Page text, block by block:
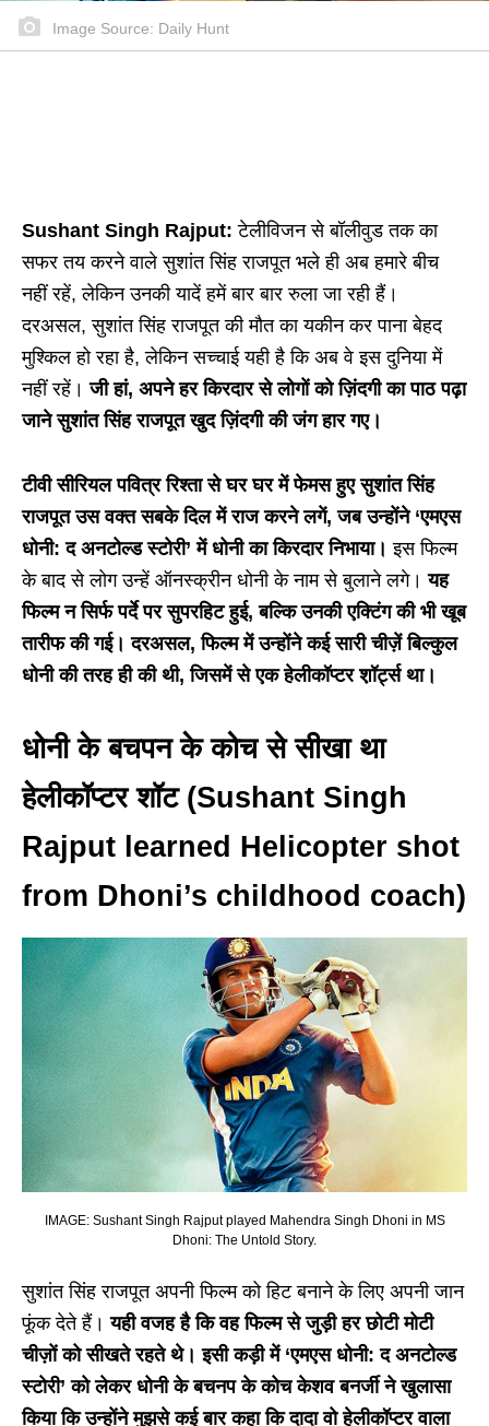
Image Source: Daily Hunt
Sushant Singh Rajput: टेलीविजन से बॉलीवुड तक का
सफर तय करने वाले सुशांत सिंह राजपूत भले ही अब हमारे बीच
नहीं रहें, लेकिन उनकी यादें हमें बार बार रुला जा रही हैं।
दरअसल, सुशांत सिंह राजपूत की मौत का यकीन कर पाना बेहद
मुश्किल हो रहा है, लेकिन सच्चाई यही है कि अब वे इस दुनिया में
नहीं रहें।जी हां, अपने हर किरदार से लोगों को ज़िंदगी का पाठ पढ़ा
जाने सुशांत सिंह राजपूत खुद ज़िंदगी की जंग हार गए।
टीवी सीरियल पवित्र रिश्ता से घर घर में फेमस हुए सुशांत सिंह
राजपूत उस वक्त सबके दिल में राज करने लगें, जब उन्होंने ‘एमएस
धोनी: द अनटोल्ड स्टोरी’ में धोनी का किरदार निभाया।इस फिल्म
के बाद से लोग उन्हें ऑनस्क्रीन धोनी के नाम से बुलाने लगे।यह
फिल्म न सिर्फ पर्दे पर सुपरहिट हुई, बल्कि उनकी एक्टिंग की भी खूब
तारीफ की गई। दरअसल, फिल्म में उन्होंने कई सारी चीज़ें बिल्कुल
धोनी की तरह ही की थी, जिसमें से एक हेलीकॉप्टर श़ॉर्ट्स था।
धोनी के बचपन के कोच से सीखा था
हेलीकॉप्टर शॉट (Sushant Singh
Rajput learned Helicopter shot
from Dhoni’s childhood coach)
IMAGE: Sushant Singh Rajput played Mahendra Singh Dhoni in MS
Dhoni: The Untold Story.
सुशांत सिंह राजपूत अपनी फिल्म को हिट बनाने के लिए अपनी जान
फूंक देते हैं। यही वजह है कि वह फिल्म से जुड़ी हर छोटी मोटी
चीज़ों को सीखते रहते थे। इसी कड़ी में ‘एमएस धोनी: द अनटोल्ड
स्टोरी’ को लेकर धोनी के बचनप के कोच केशव बनर्जी ने खुलासा
किया कि उन्होंने मुझसे कई बार कहा कि दादा वो हेलीकॉप्टर वाला